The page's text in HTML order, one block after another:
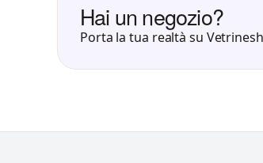
Hai un negozio?
Porta la tua realtà su